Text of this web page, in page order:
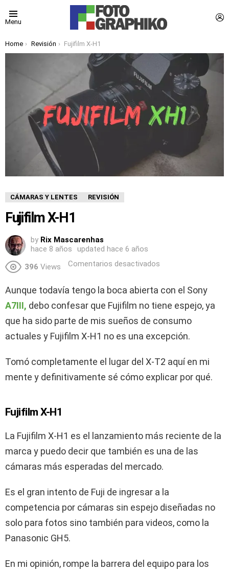
Menu
You are here:
Home Revisión Fujifilm X-H1
CÁMARAS Y LENTES REVISIÓN
Fujifilm X-H1
by Rix Mascarenhas
hace 8 años
updated hace 6 años
396 Views Comentarios desactivados
Aunque todavía tengo la boca abierta con el Sony
A7III, debo confesar que Fujifilm no tiene espejo, ya
que ha sido parte de mis sueños de consumo
actuales y Fujifilm X-H1 no es una excepción.
Tomó completamente el lugar del X-T2 aquí en mi
mente y definitivamente sé cómo explicar por qué.
Fujifilm X-H1
La Fujifilm X-H1 es el lanzamiento más reciente de la
marca y puedo decir que también es una de las
cámaras más esperadas del mercado.
Es el gran intento de Fuji de ingresar a la
competencia por cámaras sin espejo diseñadas no
solo para fotos sino también para videos, como la
Panasonic GH5.
En mi opinión, rompe la barrera del equipo para los